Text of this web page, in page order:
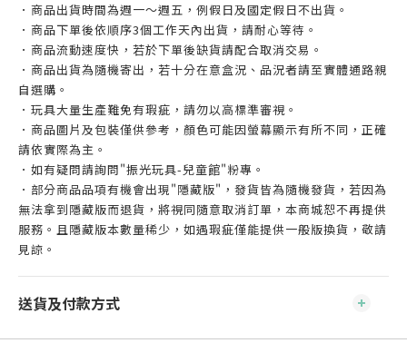
．商品出貨時間為週一～週五，例假日及國定假日不出貨。
．商品下單後依順序3個工作天內出貨，請耐心等待。
．商品流動速度快，若於下單後缺貨請配合取消交易。
．商品出貨為隨機寄出，若十分在意盒況、品況者請至實體通路親
自選購。
．玩具大量生產難免有瑕疵，請勿以高標準審視。
．商品圖片及包裝僅供參考，顏色可能因螢幕顯示有所不同，正確
請依實際為主。
．如有疑問請詢問"振光玩具-兒童館"粉專。
．部分商品品項有機會出現"隱藏版"，發貨皆為隨機發貨，若因為
無法拿到隱藏版而退貨，將視同隨意取消訂單，本商城恕不再提供
服務。且隱藏版本數量稀少，如遇瑕疵僅能提供一般版換貨，敬請
見諒。
送貨及付款方式